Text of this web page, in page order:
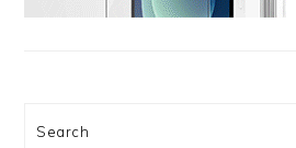
Search